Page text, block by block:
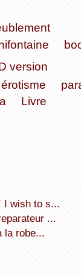
version
érotisme
Livre
I wish to s...
...
la robe...